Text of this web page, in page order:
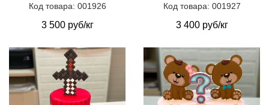
Код товара: 001926
3 500 руб/кг
Код товара: 001927
3 400 руб/кг